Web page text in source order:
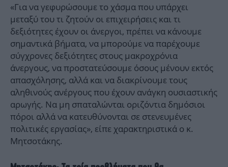
«Για να γεφυρώσουμε το χάσμα που υπάρχει
μεταξύ του τι ζητούν οι επιχειρήσεις και τι
δεξιότητες έχουν οι άνεργοι, πρέπει να κάνουμε
σημαντικά βήματα, να μπορούμε να παρέχουμε
σύγχρονες δεξιότητες στους μακροχρόνια
άνεργους, να προστατεύσουμε όσους μένουν εκτός
απασχόλησης, αλλά και να διακρίνουμε τους
αληθινούς ανέργους που έχουν ανάγκη ουσιαστικής
αρωγής. Να μη σπαταλώνται οριζόντια δημόσιοι
πόροι αλλά να κατευθύνονται σε στενευμένες
πολιτικές εργασίας», είπε χαρακτηριστικά ο κ.
Μητσοτάκης.